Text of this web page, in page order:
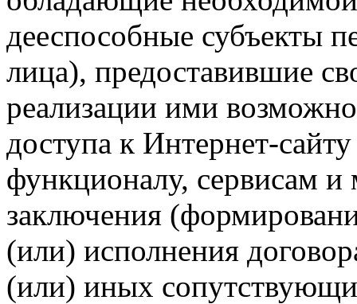
дееспособные субъекты
лица), предоставившие
реализации ими
доступа к Интернет-
функционалу, сервисам и
заключения
(или) исполнения
(или) иных